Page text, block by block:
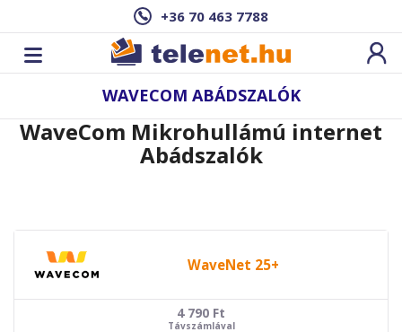
+36 70 463 7788
WAVECOM ABÁDSZALÓK
WaveCom Mikrohullámú internet
Abádszalók
WaveNet 25+
4 790 Ft
Távszámlával